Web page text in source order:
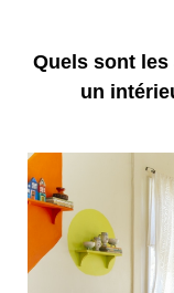
Quels sont
un